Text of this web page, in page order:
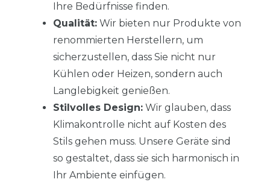
Ihre Bedürfnisse finden.
Qualität: Wir bieten nur Produkte von
renommierten Herstellern, um
sicherzustellen, dass Sie nicht nur
Kühlen oder Heizen, sondern auch
Langlebigkeit genießen.
Stilvolles Design: Wir glauben, dass
Klimakontrolle nicht auf Kosten des
Stils gehen muss. Unsere Geräte sind
so gestaltet, dass sie sich harmonisch in
Ihr Ambiente einfügen.